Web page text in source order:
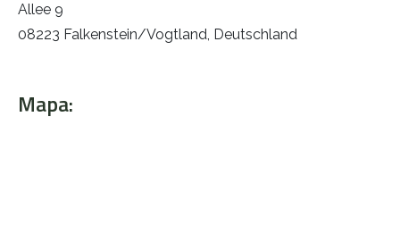
Allee 9
08223 Falkenstein/Vogtland, Deutschland
Mapa: